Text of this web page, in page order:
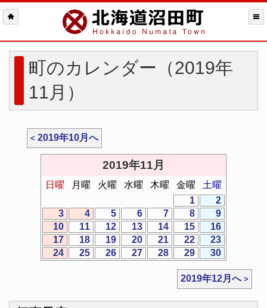
町のカレンダー（2019年
11月）
2019年10月へ
2019年11月
日曜 月曜 火曜 水曜 木曜 金曜
土曜
1
2
3
4 5 6 7 8
9
10
11 12 13 14 15
16
17
18 19 20 21 22
23
24
25 26 27 28 29 30
2019年12月へ